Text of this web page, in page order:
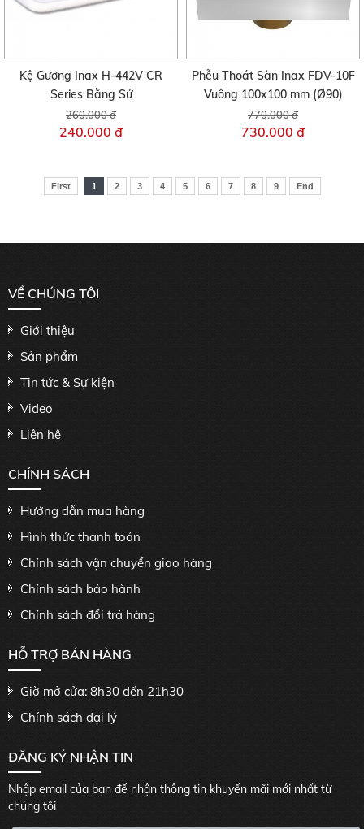
Kệ Gương Inax H-442V CR
Series Bằng Sứ
260.000 đ
240.000 đ
Phễu Thoát Sàn Inax FDV-10F
Vuông 100x100 mm (Ø90)
770.000 đ
730.000 đ
First 1 2 3 4 5 6 7 8 9 End
VỀ CHÚNG TÔI
Giới thiệu
Sản phẩm
Tin tức & Sự kiện
Video
Liên hệ
CHÍNH SÁCH
Hướng dẫn mua hàng
Hình thức thanh toán
Chính sách vận chuyển giao hàng
Chính sách bảo hành
Chính sách đổi trả hàng
HỖ TRỢ BÁN HÀNG
Giờ mở cửa: 8h30 đến 21h30
Chính sách đại lý
ĐĂNG KÝ NHẬN TIN
Nhập email của bạn để nhận thông tin khuyến mãi mới nhất từ
chúng tôi